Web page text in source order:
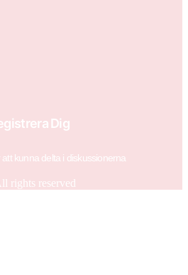
Dig
kunna delta i diskussionerna
rights reserved